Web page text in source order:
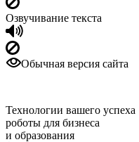
Озвучивание текста
Обычная версия сайта
Технологии вашего успеха
роботы для бизнеса
и образования